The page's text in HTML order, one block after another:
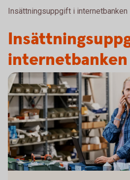
Insättningsuppgift i internetbanken
internetbanken